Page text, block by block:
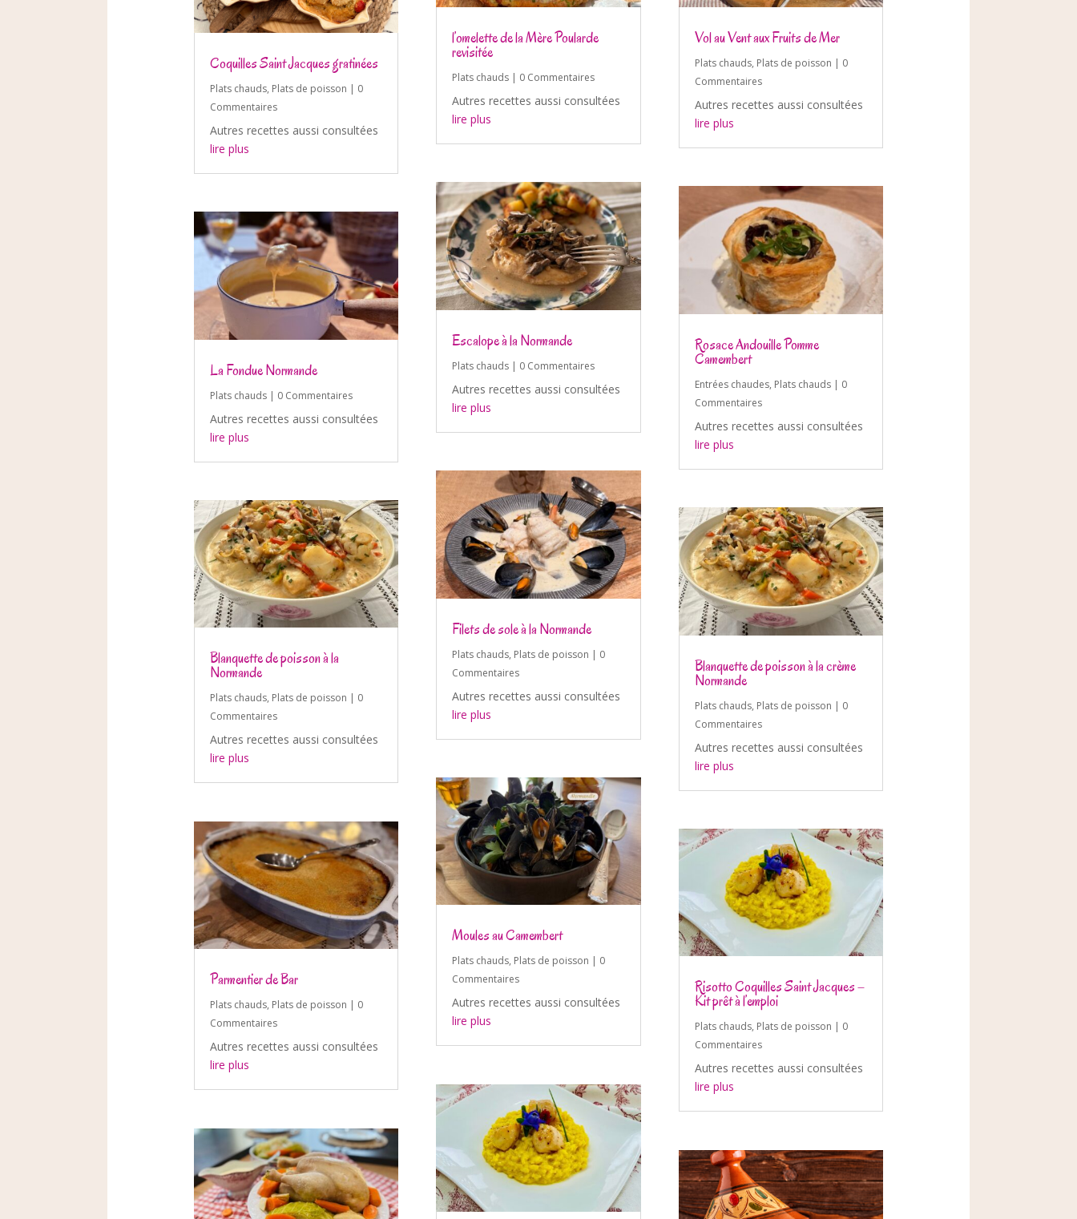
Coquilles Saint Jacques gratinées
Plats chauds, Plats de poisson | 0
Commentaires
Autres recettes aussi consultées
lire plus
La Fondue Normande
Plats chauds| 0 Commentaires
Autres recettes aussi consultées
lire plus
Blanquette de poisson à la
Normande
Plats chauds, Plats de poisson | 0
Commentaires
Autres recettes aussi consultées
lire plus
Parmentier de Bar
Plats chauds, Plats de poisson | 0
Commentaires
Autres recettes aussi consultées
lire plus
l’omelette de la Mère Poularde
revisitée
Plats chauds | 0 Commentaires
Autres recettes aussi consultées
lire plus
Escalope à la Normande
Plats chauds | 0 Commentaires
Autres recettes aussi consultées
lire plus
Filets de sole à la Normande
Plats chauds, Plats de poisson | 0
Commentaires
Autres recettes aussi consultées
lire plus
Moules au Camembert
Plats chauds, Plats de poisson | 0
Commentaires
Autres recettes aussi consultées
lire plus
Vol au Vent aux Fruits de Mer
Plats chauds, Plats de poisson | 0
Commentaires
Autres recettes aussi consultées
lire plus
Rosace Andouille Pomme
Camembert
Entrées chaudes, Plats chauds| 0
Commentaires
Autres recettes aussi consultées
lire plus
Blanquette de poisson à la crème
Normande
Plats chauds, Plats de poisson | 0
Commentaires
Autres recettes aussi consultées
lire plus
Risotto Coquilles Saint Jacques –
Kit prêt à l’emploi
Plats chauds, Plats de poisson | 0
Commentaires
Autres recettes aussi consultées
lire plus